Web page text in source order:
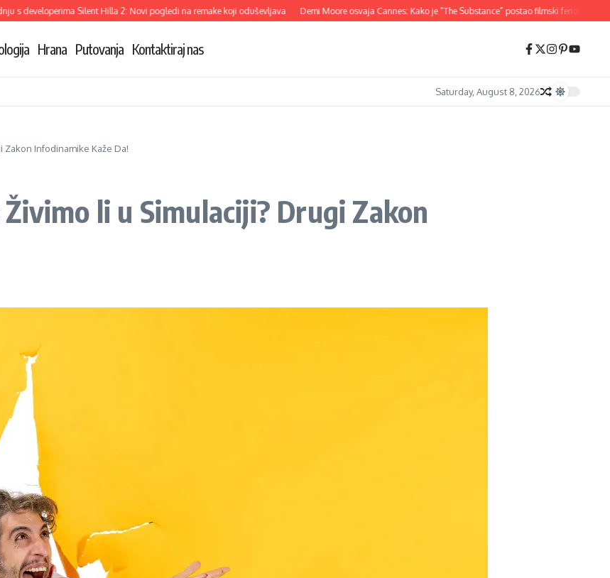
developerima Silent Hilla 2: Novi pogledi na remake koji oduševljava Demi Moore osvaja Cannes: Kako je “The Substance” postao filmski fenomen 2024.
Hrana Putovanja Kontaktiraj nas
Saturday, August 8, 2026
Zakon Infodinamike Kaže Da!
li u Simulaciji? Drugi Zakon